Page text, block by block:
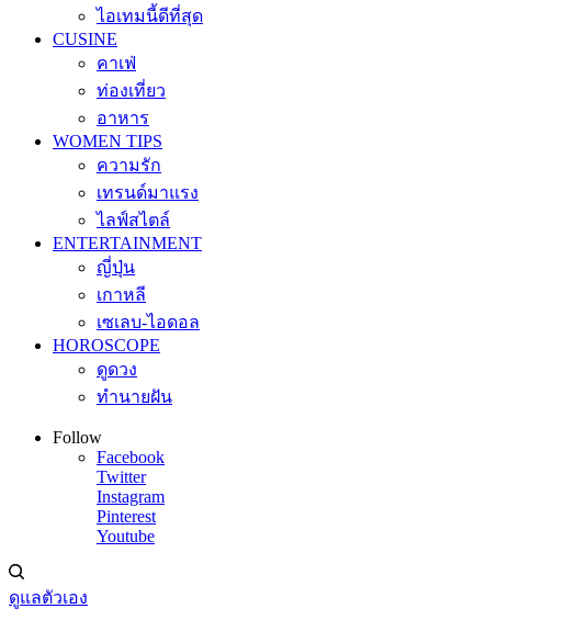
ไอเทมนี้ดีที่สุด
CUSINE
คาเฟ่
ท่องเที่ยว
อาหาร
WOMEN TIPS
ความรัก
เทรนด์มาแรง
ไลฟ์สไตล์
ENTERTAINMENT
ญี่ปุ่น
เกาหลี
เซเลบ-ไอดอล
HOROSCOPE
ดูดวง
ทำนายฝัน
Follow
Facebook
Twitter
Instagram
Pinterest
Youtube
ดูแลตัวเอง